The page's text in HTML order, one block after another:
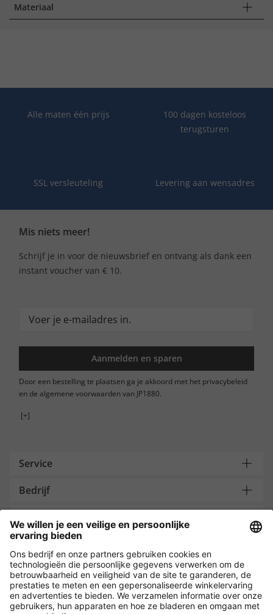
Materiaal
Alle maten één prijs
100 dagen kosteloos
terugsturen
SSL versleuteling Levering aan wensadres
Mis niets meer!
Schrijf je in voor de nieuwsbrief en ontvang als dank een
instant voucher van € 10.
Aanmelden en sparen
Door een bestelling te plaatsen ga je akkoord met het privacybeleid
en de algemene voorwaarden van JP1880.
[+]
Service
Bedrijf
Payment and Delivery
Versleuteling met